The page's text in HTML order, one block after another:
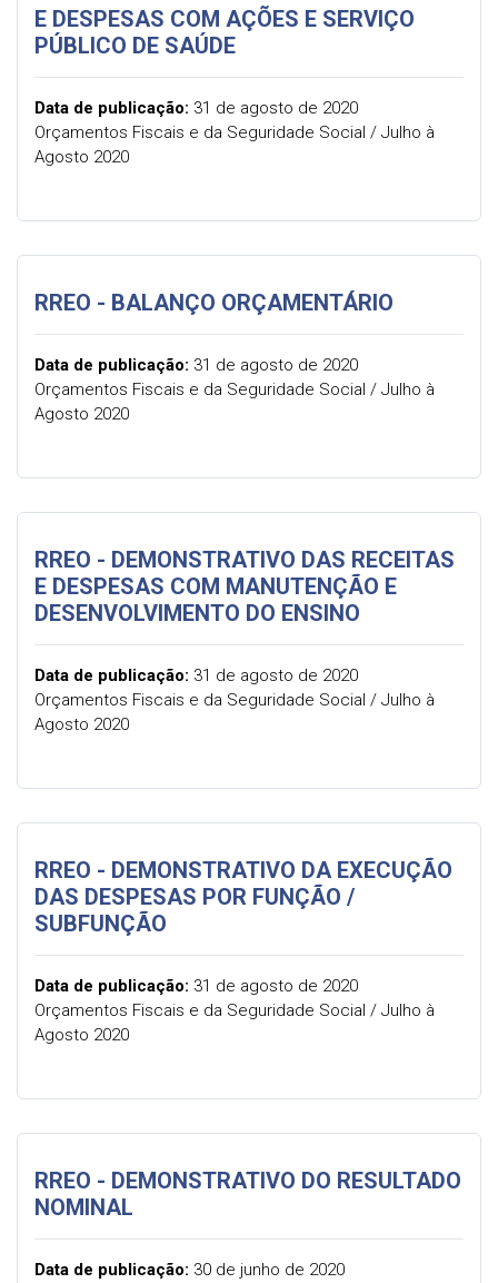
E DESPESAS COM AÇÕES E SERVIÇO
PÚBLICO DE SAÚDE
Data de publicação: 31 de agosto de 2020
Orçamentos Fiscais e da Seguridade Social / Julho à
Agosto 2020
RREO - BALANÇO ORÇAMENTÁRIO
Data de publicação: 31 de agosto de 2020
Orçamentos Fiscais e da Seguridade Social / Julho à
Agosto 2020
RREO - DEMONSTRATIVO DAS RECEITAS
E DESPESAS COM MANUTENÇÃO E
DESENVOLVIMENTO DO ENSINO
Data de publicação: 31 de agosto de 2020
Orçamentos Fiscais e da Seguridade Social / Julho à
Agosto 2020
RREO - DEMONSTRATIVO DA EXECUÇÃO
DAS DESPESAS POR FUNÇÃO /
SUBFUNÇÃO
Data de publicação: 31 de agosto de 2020
Orçamentos Fiscais e da Seguridade Social / Julho à
Agosto 2020
RREO - DEMONSTRATIVO DO RESULTADO
NOMINAL
Data de publicação: 30 de junho de 2020